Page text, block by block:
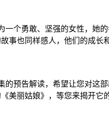
个勇敢、坚强的女性，她
事也同样感人，他们的成长
预告解读，希望让您对这
美丽姑娘》，等您来揭开它